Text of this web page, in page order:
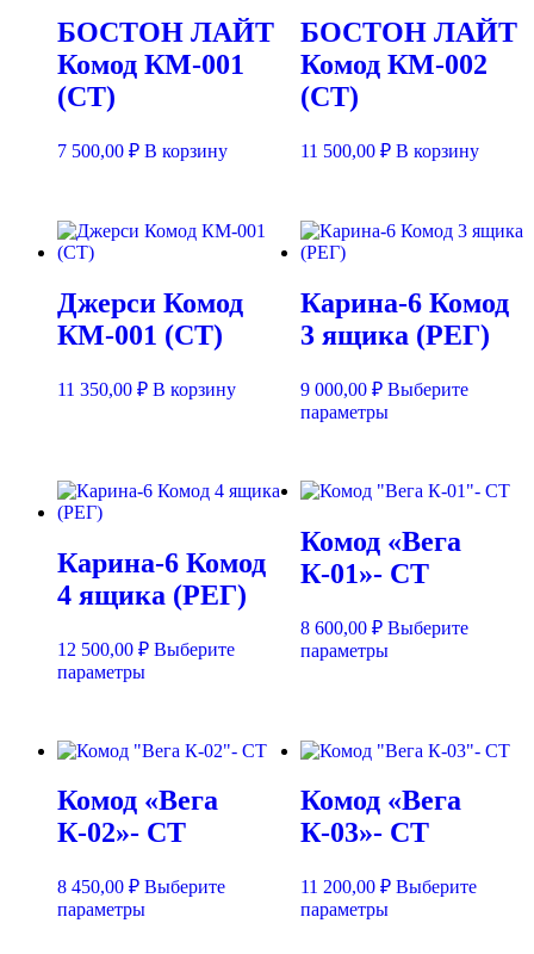
выбрать
на
странице
выбрать
на
странице
БОСТОН ЛАЙТ
Комод КМ-001
(СТ)
7 500,00 ₽ В корзину
БОСТОН ЛАЙТ
Комод КМ-002
(СТ)
11 500,00 ₽ В корзину
Джерси Комод
КМ-001 (СТ)
11 350,00 ₽ В корзину
Карина-6 Комод
3 ящика (РЕГ)
9 000,00 ₽ Выберите
параметрыЭтот
вариаций.
можно
выбрать
на
товара.
Карина-6 Комод
4 ящика (РЕГ)
12 500,00 ₽ Выберите
параметрыЭтот
вариаций.
можно
выбрать
на
товара.
Комод «Вега
К-01»- СТ
8 600,00 ₽ Выберите
параметрыЭтот
Опции
выбрать
на
странице
Комод «Вега
К-02»- СТ
8 450,00 ₽ Выберите
параметрыЭтот
Комод «Вега
К-03»- СТ
11 200,00 ₽ Выберите
параметрыЭтот